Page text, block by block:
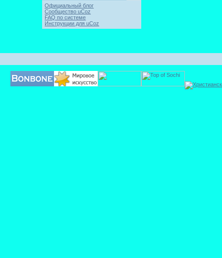
Официальный блог
Сообщество uCoz
FAQ по системе
Инструкции для uCoz